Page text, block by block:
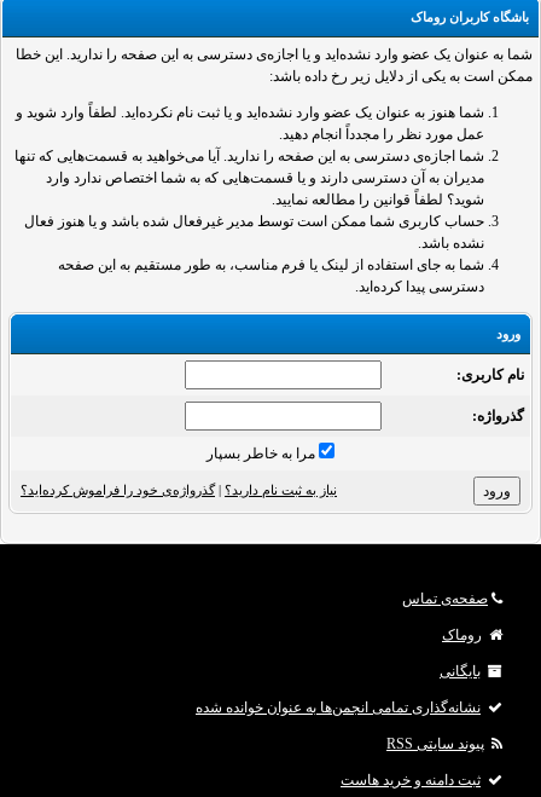
باشگاه کاربران روماک
شما به عنوان یک عضو وارد نشده‌اید و یا اجازه‌ی دسترسی به این صفحه را ندارید. این خطا
ممکن است به یکی از دلایل زیر رخ داده باشد:
شما هنوز به عنوان یک عضو وارد نشده‌اید و یا ثبت نام نکرده‌اید. لطفاً وارد شوید و
عمل مورد نظر را مجدداً انجام دهید.
شما اجازه‌ی دسترسی به این صفحه را ندارید. آیا می‌خواهید به قسمت‌هایی که تنها
مدیران به آن دسترسی دارند و یا قسمت‌هایی که به شما اختصاص ندارد وارد
شوید؟ لطفاً قوانین را مطالعه نمایید.
حساب کاربری شما ممکن است توسط مدیر غیرفعال شده باشد و یا هنوز فعال
نشده باشد.
شما به جای استفاده از لینک یا فرم مناسب، به طور مستقیم به این صفحه
دسترسی پیدا کرده‌اید.
ورود
نام کاربری:
گذرواژه‌:
مرا به خاطر بسپار
نیاز به ثبت نام دارید؟ |گذرواژه‌ی خود را فراموش کرده‌اید؟
صفحه‌ی تماس
روماک
بایگانی
نشانه‌گذاری تمامی انجمن‌ها به عنوان خوانده شده
پیوند سایتی RSS
ثبت دامنه و خرید هاست